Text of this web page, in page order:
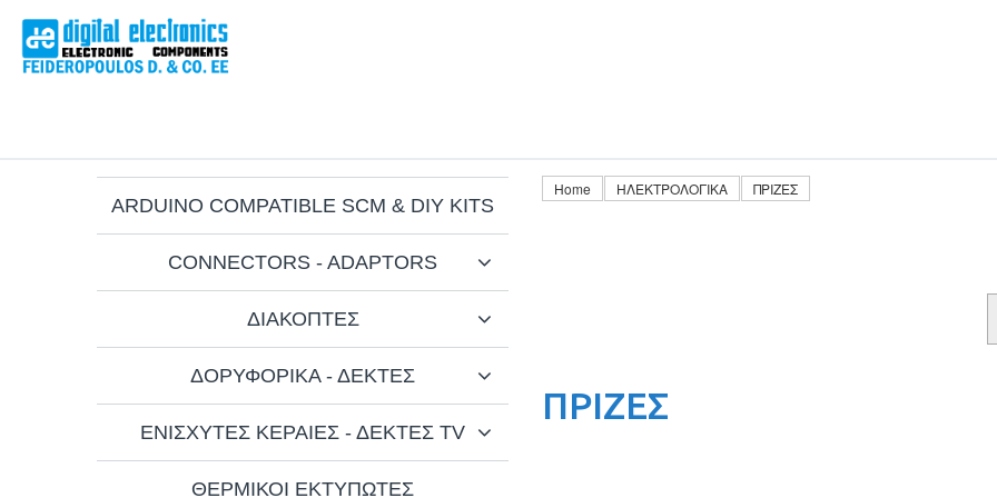
ARDUINO COMPATIBLE SCM & DIY KITS
CONNECTORS - ADAPTORS
ΔΙΑΚΟΠΤΕΣ
ΔΟΡΥΦΟΡΙΚΑ - ΔΕΚΤΕΣ
ΕΝΙΣΧΥΤΕΣ ΚΕΡΑΙΕΣ - ΔΕΚΤΕΣ TV
ΘΕΡΜΙΚΟΙ ΕΚΤΥΠΩΤΕΣ
Home ΗΛΕΚΤΡΟΛΟΓΙΚΑ ΠΡΙΖΕΣ
ΠΡΙΖΕΣ